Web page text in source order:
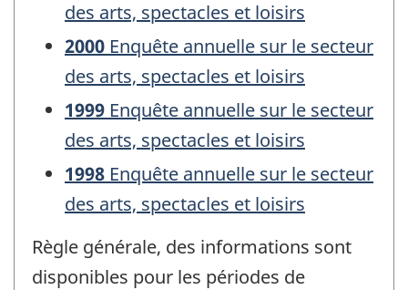
des arts, spectacles et loisirs
2000 Enquête annuelle sur le secteur
des arts, spectacles et loisirs
1999 Enquête annuelle sur le secteur
des arts, spectacles et loisirs
1998 Enquête annuelle sur le secteur
des arts, spectacles et loisirs
Règle générale, des informations sont
disponibles pour les périodes de